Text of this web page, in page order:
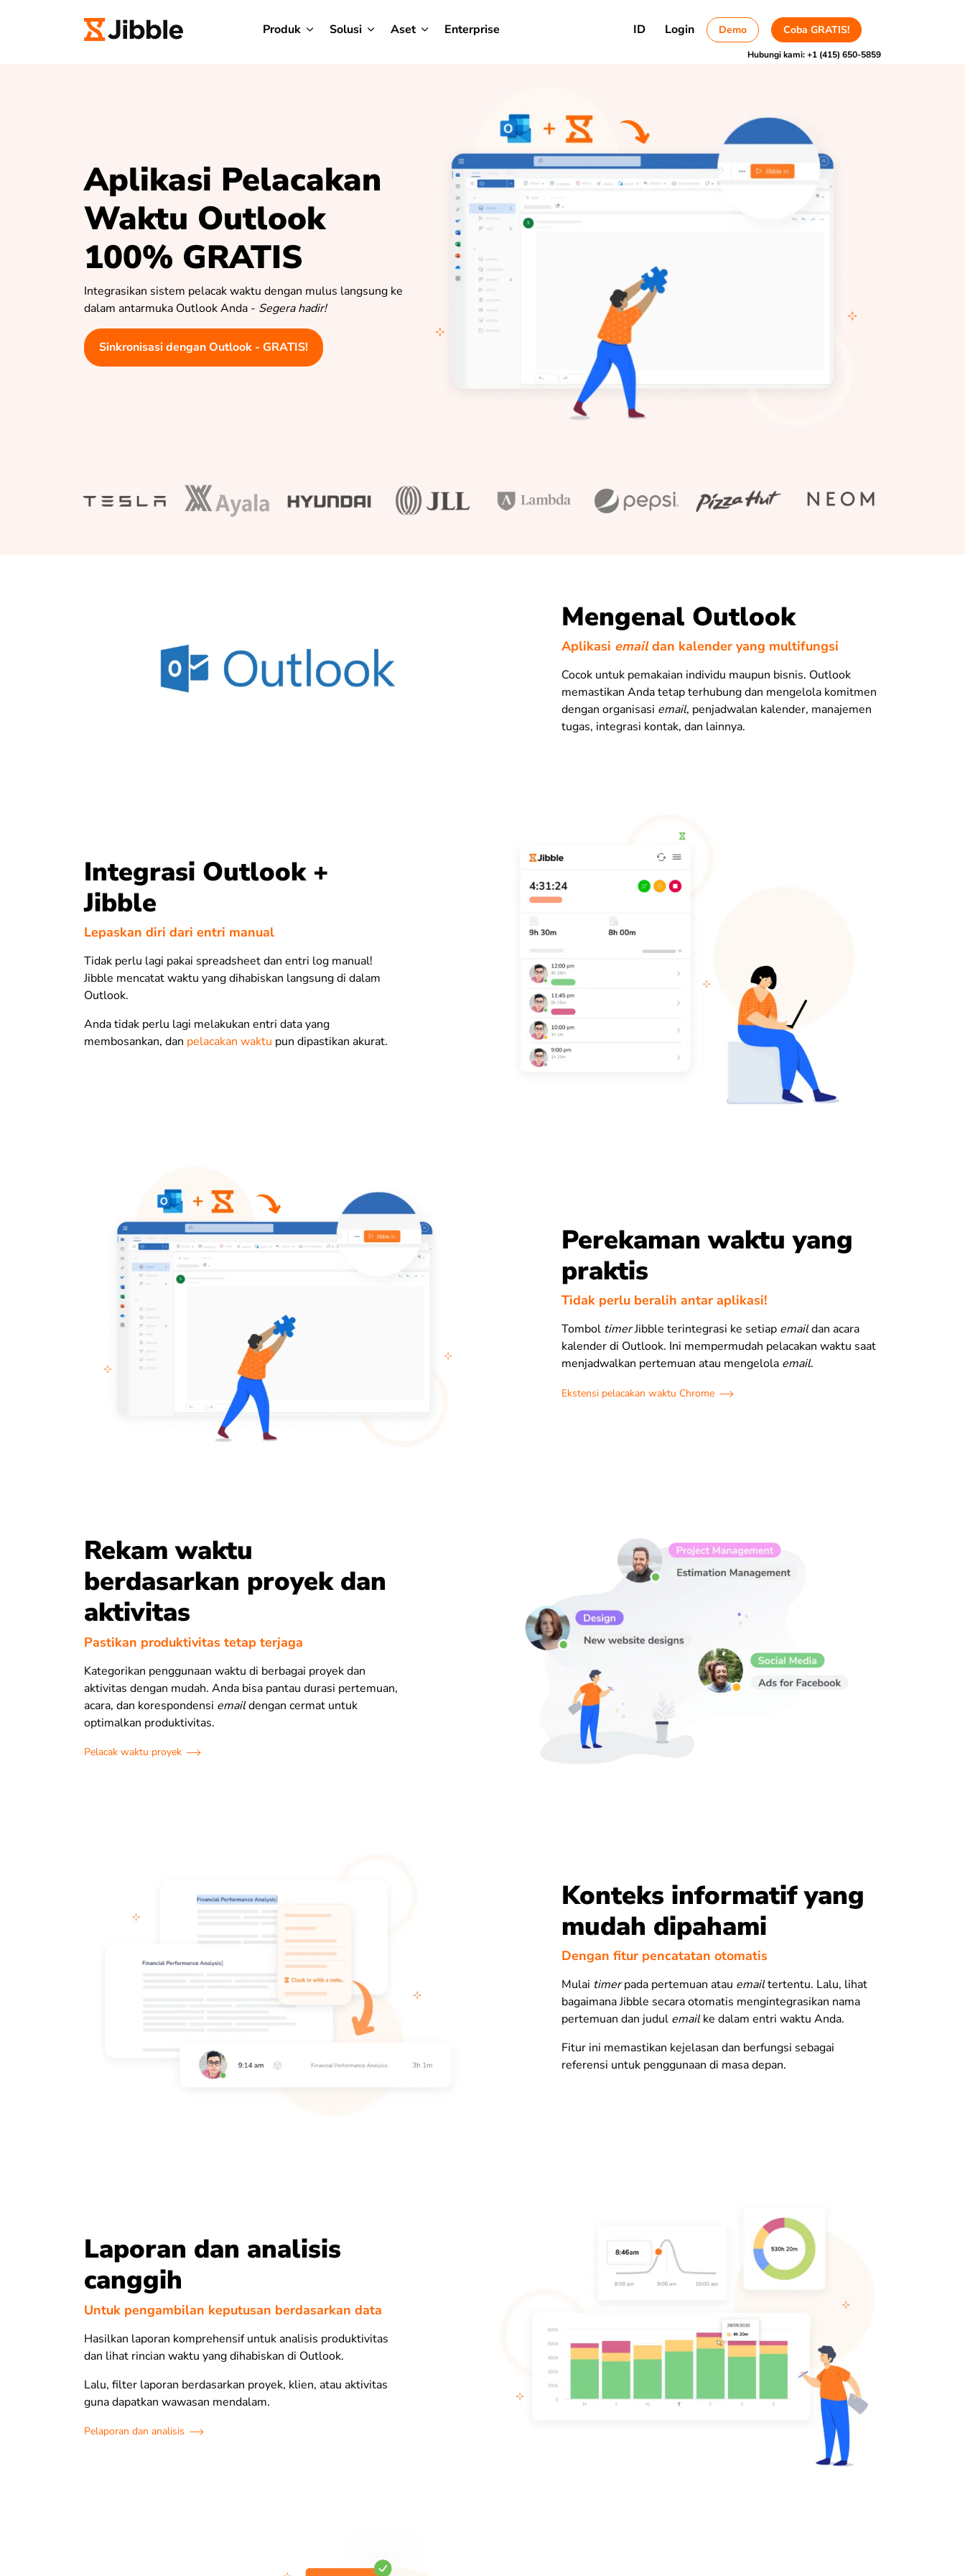
Produk Solusi Aset Enterprise ID Login Demo Coba GRATIS!
Hubungi kami:+1 (415) 650-5859
Aplikasi Pelacakan
Waktu Outlook
100% GRATIS
Integrasikan sistem pelacak waktu dengan mulus langsung ke
dalam antarmuka Outlook Anda - Segera hadir!
Sinkronisasi dengan Outlook - GRATIS!
Mengenal Outlook
Aplikasi emaildan kalender yang multifungsi
Cocok untuk pemakaian individu maupun bisnis. Outlook
memastikan Anda tetap terhubung dan mengelola komitmen
dengan organisasi email, penjadwalan kalender, manajemen
tugas, integrasi kontak, dan lainnya.
Integrasi Outlook +
Jibble
Lepaskan diri dari entri manual
Tidak perlu lagi pakai spreadsheet dan entri log manual!
Jibble mencatat waktu yang dihabiskan langsung di dalam
Outlook.
Anda tidak perlu lagi melakukan entri data yang
membosankan, dan pelacakan waktu pun dipastikan akurat.
Perekaman waktu yang
praktis
Tidak perlu beralih antar aplikasi!
Tombol timerJibble terintegrasi ke setiap emaildan acara
kalender di Outlook. Ini mempermudah pelacakan waktu saat
menjadwalkan pertemuan atau mengelola email.
Ekstensi pelacakan waktu Chrome
Rekam waktu
berdasarkan proyek dan
aktivitas
Pastikan produktivitas tetap terjaga
Kategorikan penggunaan waktu di berbagai proyek dan
aktivitas dengan mudah. Anda bisa pantau durasi pertemuan,
acara, dan korespondensi emaildengan cermat untuk
optimalkan produktivitas.
Pelacak waktu proyek
Konteks informatif yang
mudah dipahami
Dengan fitur pencatatan otomatis
Mulai timerpada pertemuan atau emailtertentu. Lalu, lihat
bagaimana Jibble secara otomatis mengintegrasikan nama
pertemuan dan judul emailke dalam entri waktu Anda.
Fitur ini memastikan kejelasan dan berfungsi sebagai
referensi untuk penggunaan di masa depan.
Laporan dan analisis
canggih
Untuk pengambilan keputusan berdasarkan data
Hasilkan laporan komprehensif untuk analisis produktivitas
dan lihat rincian waktu yang dihabiskan di Outlook.
Lalu, filter laporan berdasarkan proyek, klien, atau aktivitas
guna dapatkan wawasan mendalam.
Pelaporan dan analisis